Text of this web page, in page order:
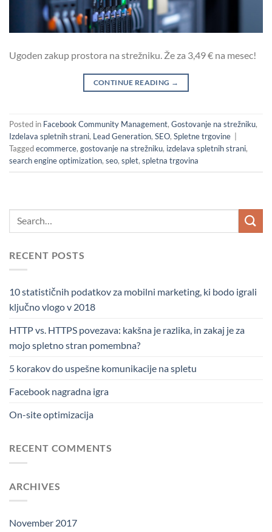
Ugoden zakup prostora na strežniku. Že za 3,49 € na mesec!
CONTINUE READING →
Posted in Facebook Community Management, Gostovanje na strežniku,
Izdelava spletnih strani, Lead Generation, SEO, Spletne trgovine
Taggedecommerce, gostovanje na strežniku, izdelava spletnih strani,
search engine optimization, seo, splet, spletna trgovina
RECENT POSTS
10 statističnih podatkov za mobilni marketing, ki bodo igrali
ključno vlogo v 2018
HTTP vs. HTTPS povezava: kakšna je razlika, in zakaj je za
mojo spletno stran pomembna?
5 korakov do uspešne komunikacije na spletu
Facebook nagradna igra
On-site optimizacija
RECENT COMMENTS
ARCHIVES
November 2017